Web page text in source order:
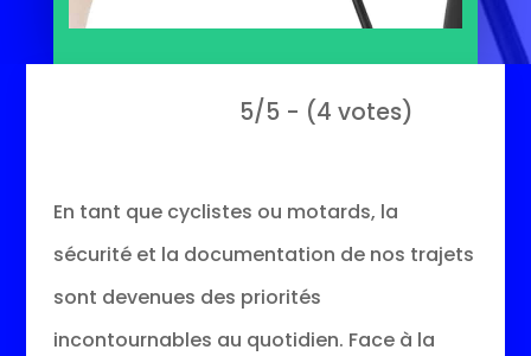
5/5 - (4 votes)
En tant que cyclistes ou motards, la
sécurité et la documentation de nos trajets
sont devenues des priorités
incontournables au quotidien. Face à la